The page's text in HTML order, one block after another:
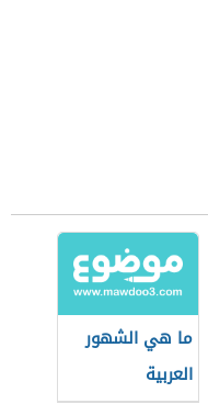
ما هي الشهور
العربية